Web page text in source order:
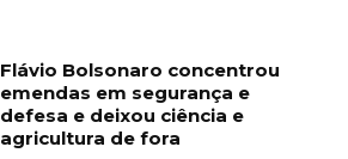
Flávio Bolsonaro concentrou
emendas em segurança e
defesa e deixou ciência e
agricultura de fora